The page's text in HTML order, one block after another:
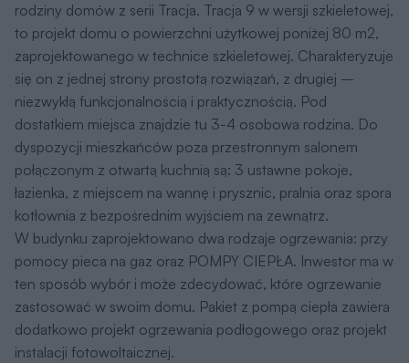
rodziny domów z serii Tracja. Tracja 9 w wersji szkieletowej,
to projekt domu o powierzchni użytkowej poniżej 80 m2,
zaprojektowanego w technice szkieletowej. Charakteryzuje
się on z jednej strony prostotą rozwiązań, z drugiej –
niezwykłą funkcjonalnością i praktycznością. Pod
dostatkiem miejsca znajdzie tu 3-4 osobowa rodzina. Do
dyspozycji mieszkańców poza przestronnym salonem
połączonym z otwartą kuchnią są: 3 ustawne pokoje,
łazienka, z miejscem na wannę i prysznic, pralnia oraz spora
kotłownia z bezpośrednim wyjściem na zewnątrz.
W budynku zaprojektowano dwa rodzaje ogrzewania: przy
pomocy pieca na gaz oraz POMPY CIEPŁA. Inwestor ma w
ten sposób wybór i może zdecydować, które ogrzewanie
zastosować w swoim domu. Pakiet z pompą ciepła zawiera
dodatkowo projekt ogrzewania podłogowego oraz projekt
instalacji fotowoltaicznej.